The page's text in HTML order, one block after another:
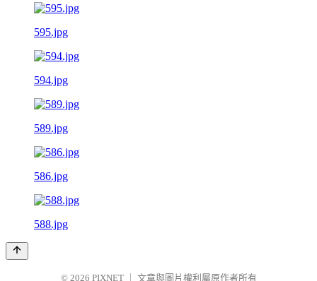
595.jpg
594.jpg
589.jpg
586.jpg
588.jpg
© 2026 PIXNET 文章與圖片權利屬原作者所有